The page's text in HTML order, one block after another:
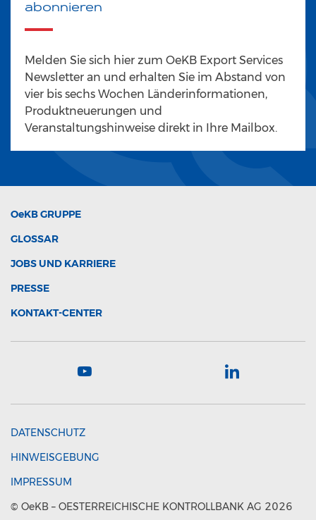
abonnieren
Melden Sie sich hier zum OeKB Export Services
Newsletter an und erhalten Sie im Abstand von
vier bis sechs Wochen Länderinformationen,
Produktneuerungen und
Veranstaltungshinweise direkt in Ihre Mailbox.
OeKBGRUPPE
GLOSSAR
JOBS UND KARRIERE
PRESSE
KONTAKT-CENTER
DATENSCHUTZ
HINWEISGEBUNG
IMPRESSUM
© OeKB – OESTERREICHISCHE KONTROLLBANK AG 2026